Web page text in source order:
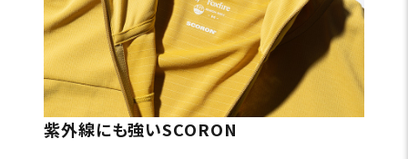
紫外線にも強いSCORON